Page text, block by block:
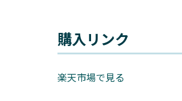
購入リンク
楽天市場で見る